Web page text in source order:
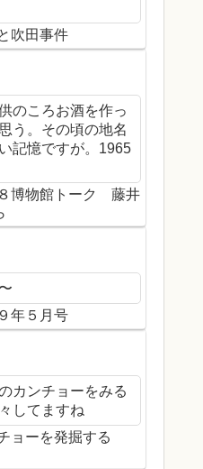
吹田事件
のころお酒を作っ
う。その頃の地名
記憶ですが。1965
博物館トーク 藤井
年５月号
カンチョーをみる
してますね
ョーを発掘する